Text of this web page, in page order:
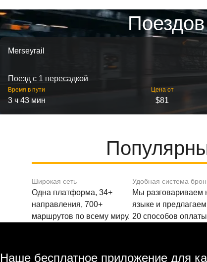
Merseyrail
Поезд с 1 пересадкой
Время в пути
3 ч 43 мин
Цена от
$81
Широкая сеть
Одна платформа, 34+
направления, 700+
маршрутов по всему миру.
Удобная система
Мы разговариваем
языке и
20 способов
Наше бесплатное приложение для